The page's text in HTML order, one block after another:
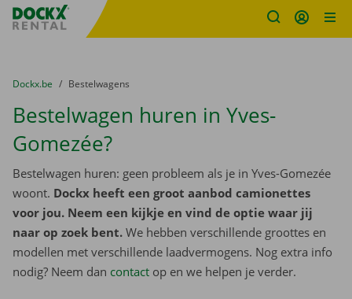
Fratello DEMO
U bevindt zich hier:
van
Dockx.be naar
Bestelwagens
Bestelwagen huren in Yves-
Gomezée?
Bestelwagen huren: geen probleem als je in Yves-Gomezée
woont. Dockx heeft een groot aanbod camionettes
voor jou. Neem een kijkje en vind de optie waar jij
naar op zoek bent. We hebben verschillende groottes en
modellen met verschillende laadvermogens. Nog extra info
nodig? Neem dan contact op en we helpen je verder.